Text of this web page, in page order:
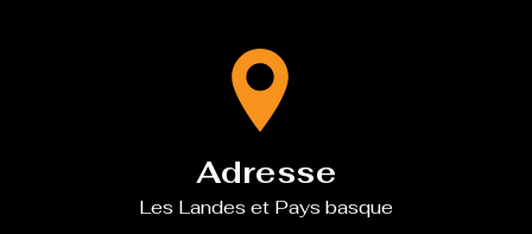
Adresse
Les Landes et Pays basque